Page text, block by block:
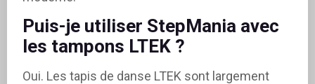
Puis-je utiliser StepMania avec
les tampons LTEK ?
Oui. Les tapis de danse LTEK sont largement